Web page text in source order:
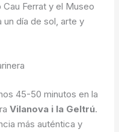
Ferrat y el Museo
un día de sol, arte y
45-50 minutos en la
Vilanova i la Geltrú.
más auténtica y